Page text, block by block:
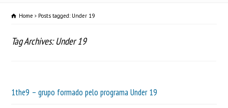
Home Posts tagged: Under 19
Tag Archives: Under 19
1the9 – grupo formado pelo programa Under 19